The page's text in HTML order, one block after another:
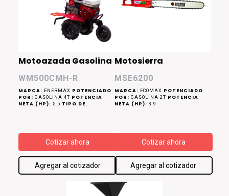
Motoazada Gasolina
WM500CMH-R
MARCA: ENERMAX POTENCIADO
POR: GASOLINA 4T POTENCIA
NETA (HP): 5.5 TIPO DE
15 - 25Cotizar ahora
Agregar al cotizador
Motosierra
MSE6200
MARCA: ECOMAX POTENCIADO
POR: GASOLINA 2T POTENCIA
NETA (HP): 3.9
Cotizar ahora
Agregar al cotizador